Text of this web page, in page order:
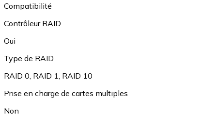
Compatibilité
Contrôleur RAID
Oui
Type de RAID
RAID 0 RAID 1 RAID 10
Prise en charge de cartes multiples
Non